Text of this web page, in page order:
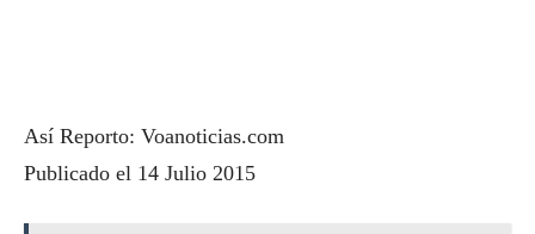
Así Reporto: Voanoticias.com
Publicado el 14 Julio 2015